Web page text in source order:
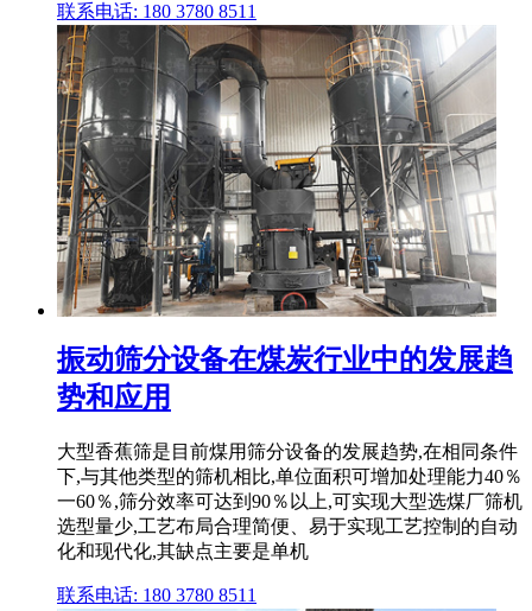
联系电话: 180 3780 8511
振动筛分设备在煤炭行业中的发展趋
势和应用
大型香蕉筛是目前煤用筛分设备的发展趋势,在相同条件
下,与其他类型的筛机相比,单位面积可增加处理能力40％
一60％,筛分效率可达到90％以上,可实现大型选煤厂筛机
选型量少,工艺布局合理简便、易于实现工艺控制的自动
化和现代化,其缺点主要是单机
联系电话: 180 3780 8511